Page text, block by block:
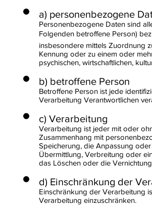
a) personenbezogene
Personenbezogene Daten sind
Folgenden betroffene Person)
insbesondere mittels Zuordnung
Kennung oder zu einem oder
psychischen, wirtschaftlichen,
b) betroffene Person
Betroffene Person ist jede
Verarbeitung Verantwortlichen
c) Verarbeitung
Verarbeitung ist jeder mit oder
Zusammenhang mit
Speicherung, die Anpassung
Übermittlung, Verbreitung oder
das Löschen oder die
d) Einschränkung der
Einschränkung der Verarbeitung
Verarbeitung einzuschränken.